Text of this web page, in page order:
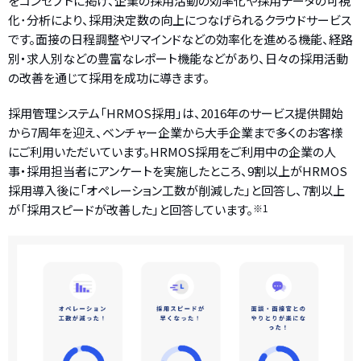
化･分析により、採用決定数の向上につなげられるクラウドサービス
です。面接の日程調整やリマインドなどの効率化を進める機能、経路
別・求人別などの豊富なレポート機能などがあり、日々の採用活動
の改善を通じて採用を成功に導きます。
採用管理システム「HRMOS採用」は、2016年のサービス提供開始
から7周年を迎え、ベンチャー企業から大手企業まで多くのお客様
にご利用いただいています。HRMOS採用をご利用中の企業の人
事・採用担当者にアンケートを実施したところ、9割以上がHRMOS
採用導入後に「オペレーション工数が削減した」と回答し、7割以上
が「採用スピードが改善した」と回答しています。※1